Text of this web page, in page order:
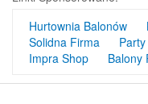
Hurtownia Balonów
Solidna Firma
Impra Shop
Balony